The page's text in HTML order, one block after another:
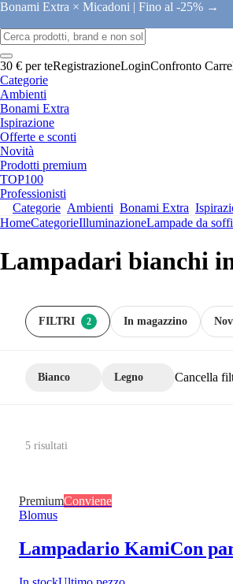
Bonami Extra × Micadoni | Fino al -25% →
30 € per teRegistrazioneLoginConfronto
Categorie
Ambienti
Bonami Extra
Ispirazione
Offerte e sconti
Novità
Prodotti premium
TOP100
Professionisti
Categorie Ambienti Bonami Extra
HomeCategorieIlluminazioneLampade da
Lampadari bianchi
FILTRI 2 In magazzino
Bianco Legno Cancella
5 risultati
PremiumConviene
Blomus
Lampadario KamiCon